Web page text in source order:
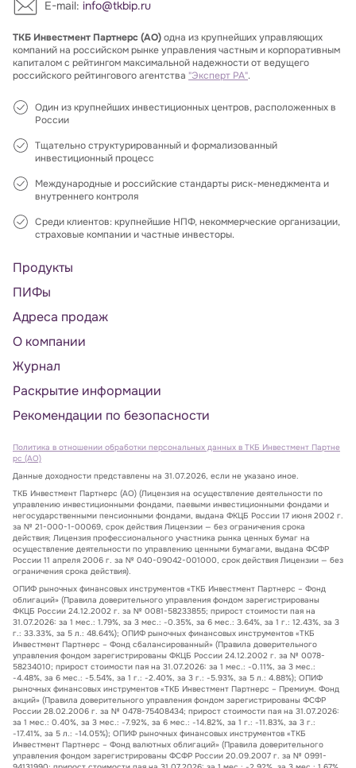
E-mail: info@tkbip.ru
ТКБ Инвестмент Партнерс (АО)одна из крупнейших управляющих
компаний на российском рынке управления частным и корпоративным
капиталом с рейтингом максимальной надежности от ведущего
российского рейтингового агентства "Эксперт РА".
Один из крупнейших инвестиционных центров, расположенных в
России
Тщательно структурированный и формализованный
инвестиционный процесс
Международные и российские стандарты риск-менеджмента и
внутреннего контроля
Среди клиентов: крупнейшие НПФ, некоммерческие организации,
страховые компании и частные инвесторы.
Продукты
ПИФы
Адреса продаж
О компании
Журнал
Раскрытие информации
Рекомендации по безопасности
Политика в отношении обработки персональных данных в ТКБ Инвестмент Партне
рс (АО)
Данные доходности представлены на 31.07.2026, если не указано иное.
ТКБ Инвестмент Партнерс (АО) (Лицензия на осуществление деятельности по
управлению инвестиционными фондами, паевыми инвестиционными фондами и
негосударственными пенсионными фондами, выдана ФКЦБ России 17 июня 2002 г.
за № 21-000-1-00069, срок действия Лицензии — без ограничения срока
действия; Лицензия профессионального участника рынка ценных бумаг на
осуществление деятельности по управлению ценными бумагами, выдана ФСФР
России 11 апреля 2006 г. за № 040-09042-001000, срок действия Лицензии — без
ограничения срока действия).
ОПИФ рыночных финансовых инструментов «ТКБ Инвестмент Партнерс – Фонд
облигаций» (Правила доверительного управления фондом зарегистрированы
ФКЦБ России 24.12.2002 г. за № 0081-58233855; прирост стоимости пая на
31.07.2026: за 1 мес.: 1.79%, за 3 мес.: -0.35%, за 6 мес.: 3.64%, за 1 г.: 12.43%, за 3
г.: 33.33%, за 5 л.: 48.64%); ОПИФ рыночных финансовых инструментов «ТКБ
Инвестмент Партнерс – Фонд сбалансированный» (Правила доверительного
управления фондом зарегистрированы ФКЦБ России 24.12.2002 г. за № 0078-
58234010; прирост стоимости пая на 31.07.2026: за 1 мес.: -0.11%, за 3 мес.:
-4.48%, за 6 мес.: -5.54%, за 1 г.: -2.40%, за 3 г.: -5.93%, за 5 л.: 4.88%); ОПИФ
рыночных финансовых инструментов «ТКБ Инвестмент Партнерс – Премиум. Фонд
акций» (Правила доверительного управления фондом зарегистрированы ФСФР
России 28.02.2006 г. за № 0478-75408434; прирост стоимости пая на 31.07.2026:
за 1 мес.: 0.40%, за 3 мес.: -7.92%, за 6 мес.: -14.82%, за 1 г.: -11.83%, за 3 г.:
-17.41%, за 5 л.: -14.05%); ОПИФ рыночных финансовых инструментов «ТКБ
Инвестмент Партнерс – Фонд валютных облигаций» (Правила доверительного
управления фондом зарегистрированы ФСФР России 20.09.2007 г. за № 0991-